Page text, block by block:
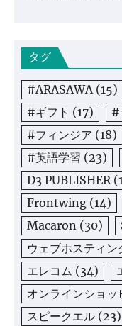
タグ
#ARASAWA(15)
#ギフト (17) #
#フィンジア (18)
#英語学習 (23)
D3 PUBLISHER
Frontwing (14)
Macaron (30)
ウェブホスティン
エレコム (34)
オンラインショッ
スピークエル (23)